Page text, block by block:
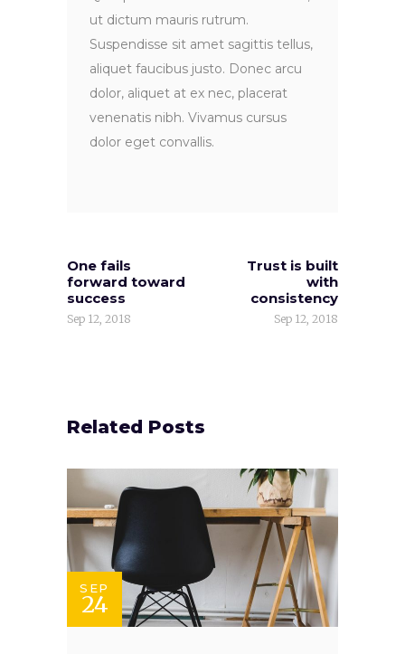
ut dictum mauris rutrum.
Suspendisse sit amet sagittis tellus,
aliquet faucibus justo. Donec arcu
dolor, aliquet at ex nec, placerat
venenatis nibh. Vivamus cursus
dolor eget convallis.
One fails
forward toward
success
Sep 12, 2018
Trust is built
with
consistency
Sep 12, 2018
Related Posts
SEP
24